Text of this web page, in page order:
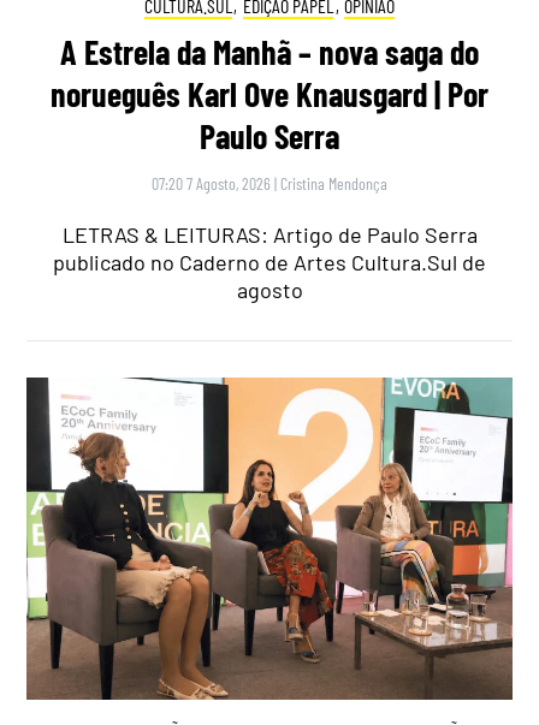
CULTURA.SUL , EDIÇÃO PAPEL , OPINIÃO
A Estrela da Manhã – nova saga do
norueguês Karl Ove Knausgard | Por
Paulo Serra
07:20 7 Agosto, 2026 | Cristina Mendonça
LETRAS & LEITURAS: Artigo de Paulo Serra
publicado no Caderno de Artes Cultura.Sul de
agosto